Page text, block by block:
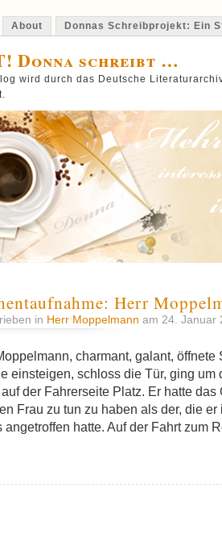
About Donnas Schreibprojekt: Ein
Donna schreibt …
wird durch das Deutsche
Herr
in Herr Moppelmann am 24. Januar
charmant, galant,
einsteigen, schloss die Tür, ging um
der Fahrerseite Platz. Er hatte
Frau zu tun zu haben als der, die
angetroffen hatte. Auf der Fahrt zum